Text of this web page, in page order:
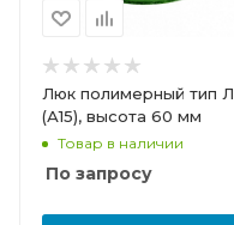
Люк полимерный тип Л
(А15), высота 60 мм
Товар в наличии
По запросу